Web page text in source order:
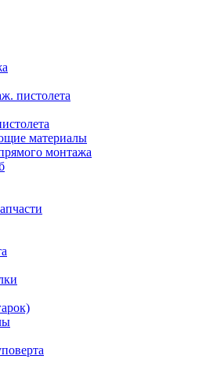
пистолета
материалы
монтажа